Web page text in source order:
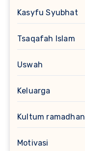
Kasyfu Syubhat
Tsaqafah Islam
Uswah
Keluarga
Kultum ramadhan
Motivasi